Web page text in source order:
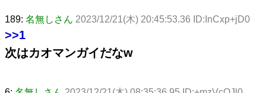
189: 名無しさん 2023/12/21(木) 20:45:53.36 ID:InCxp+jD0
>>1
次はカオマンガイだなw